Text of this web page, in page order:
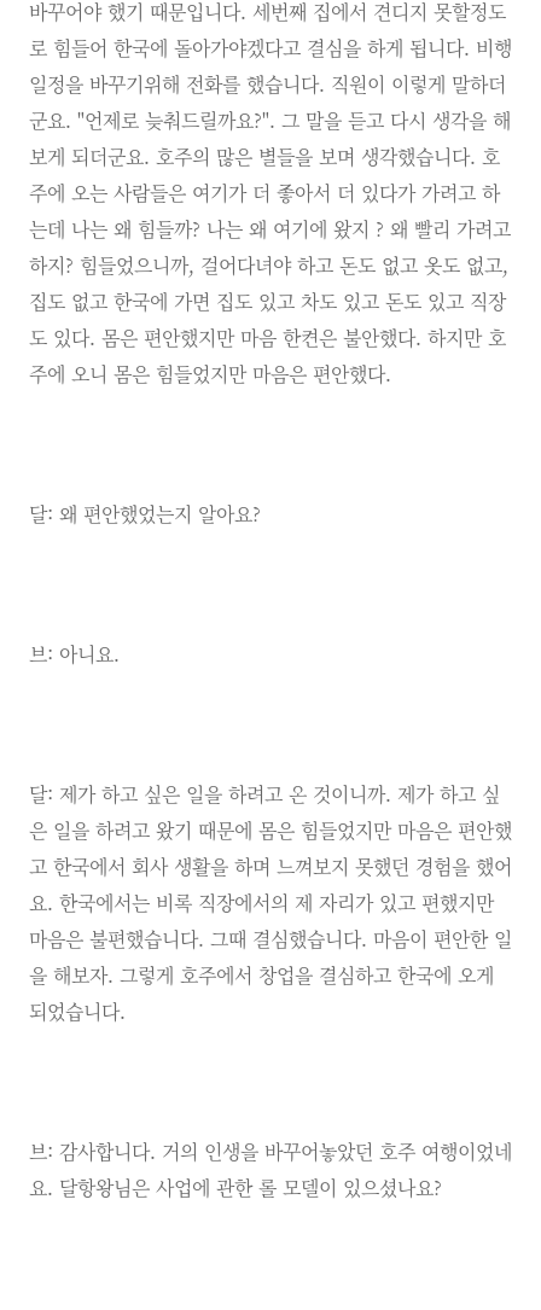
바꾸어야 했기 때문입니다. 세번째 집에서 견디지 못할정도
로 힘들어 한국에 돌아가야겠다고 결심을 하게 됩니다. 비행
일정을 바꾸기위해 전화를 했습니다. 직원이 이렇게 말하더
군요. "언제로 늦춰드릴까요?". 그 말을 듣고 다시 생각을 해
보게 되더군요. 호주의 많은 별들을 보며 생각했습니다. 호
주에 오는 사람들은 여기가 더 좋아서 더 있다가 가려고 하
는데 나는 왜 힘들까? 나는 왜 여기에 왔지 ? 왜 빨리 가려고
하지? 힘들었으니까, 걸어다녀야 하고 돈도 없고 옷도 없고,
집도 없고 한국에 가면 집도 있고 차도 있고 돈도 있고 직장
도 있다. 몸은 편안했지만 마음 한켠은 불안했다. 하지만 호
주에 오니 몸은 힘들었지만 마음은 편안했다.
달: 왜 편안했었는지 알아요?
브: 아니요.
달: 제가 하고 싶은 일을 하려고 온 것이니까. 제가 하고 싶
은 일을 하려고 왔기 때문에 몸은 힘들었지만 마음은 편안했
고 한국에서 회사 생활을 하며 느껴보지 못했던 경험을 했어
요. 한국에서는 비록 직장에서의 제 자리가 있고 편했지만
마음은 불편했습니다. 그때 결심했습니다. 마음이 편안한 일
을 해보자. 그렇게 호주에서 창업을 결심하고 한국에 오게
되었습니다.
브: 감사합니다. 거의 인생을 바꾸어놓았던 호주 여행이었네
요. 달항왕님은 사업에 관한 롤 모델이 있으셨나요?